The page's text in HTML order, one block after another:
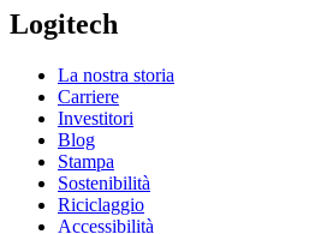
Logitech
La nostra storia
Carriere
Investitori
Blog
Stampa
Sostenibilità
Riciclaggio
Accessibilità